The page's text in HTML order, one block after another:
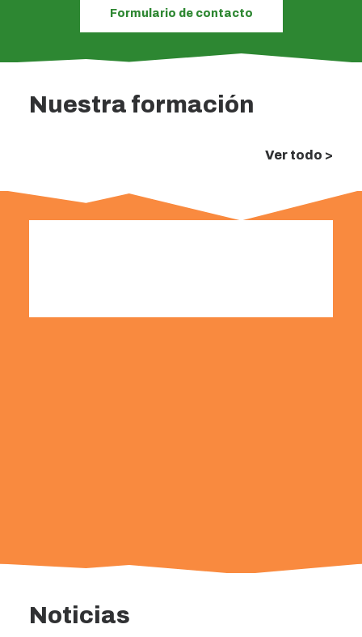
Formulario de contacto
Nuestra formación
Ver todo >
Sociales de Canarias (ESSSCAN) pone en
la capacitación de la utilización de los
Noticias